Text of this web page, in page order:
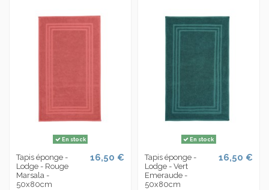
En stock
Tapis éponge -
Lodge - Rouge
Marsala -
50x80cm
16,50 €
En stock
Tapis éponge -
Lodge - Vert
Emeraude -
50x80cm
16,50 €